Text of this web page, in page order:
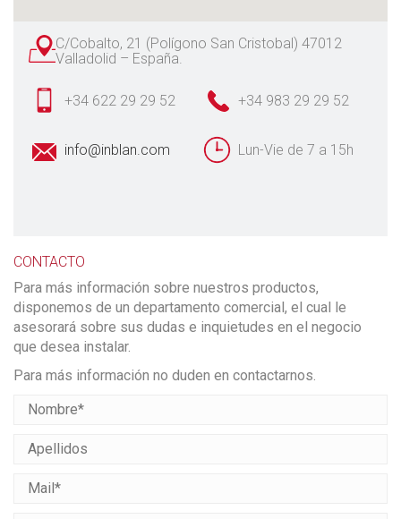
C/Cobalto, 21 (Polígono San Cristobal) 47012
Valladolid – España.
+34 622 29 29 52 +34 983 29 29 52
info@inblan.com Lun-Vie de 7 a 15h
CONTACTO
Para más información sobre nuestros productos,
disponemos de un departamento comercial, el cual le
asesorará sobre sus dudas e inquietudes en el negocio
que desea instalar.
Para más información no duden en contactarnos.